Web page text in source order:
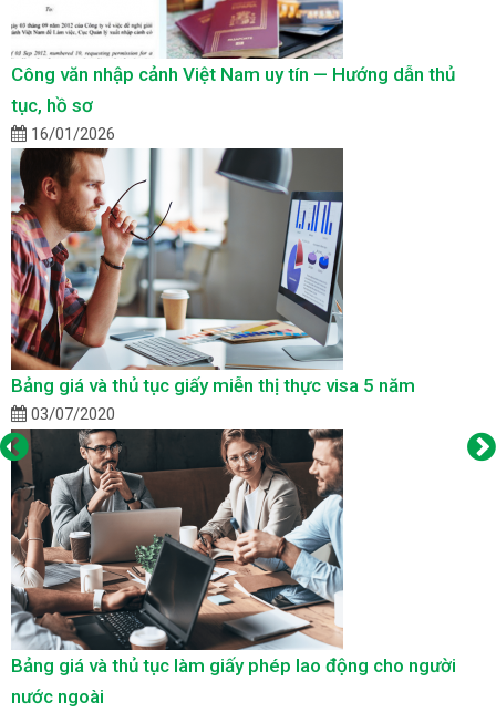
Công văn nhập cảnh Việt Nam uy tín — Hướng dẫn thủ
tục, hồ sơ
16/01/2026
Bảng giá và thủ tục giấy miễn thị thực visa 5 năm
03/07/2020
Bảng giá và thủ tục làm giấy phép lao động cho người
nước ngoài